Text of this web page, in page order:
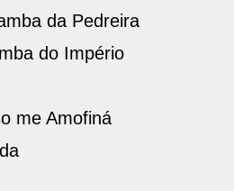
da Pedreira
do Império
me Amofiná